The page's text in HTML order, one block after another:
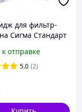
для фильтр-
Сигма Стандарт
к отправке
5.0 (2)